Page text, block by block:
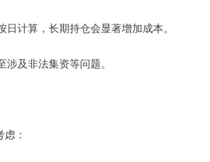
计算，长期持仓会显著增加成本。
及非法集资等问题。
：